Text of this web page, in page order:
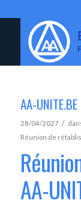
AA-
28/04/2027 /
Réunion de
AA-